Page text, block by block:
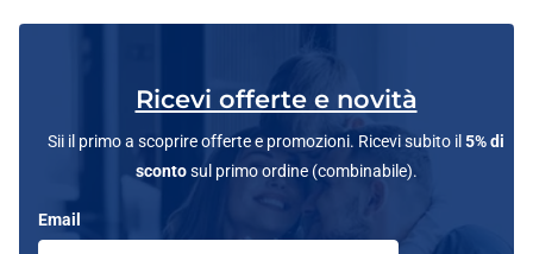
Ricevi offerte e novità
Sii il primo a scoprire offerte e promozioni. Ricevi subito il 5% di
scontosul primo ordine (combinabile).
Email